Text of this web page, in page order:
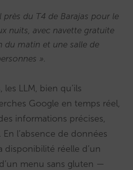
près du T4 de Barajas pour le
nuits, avec navette gratuite
du matin et une salle de
».
LLM, bien qu’ils
Google en temps réel,
informations précises,
l’absence de données
réelle d’un
menu sans gluten —